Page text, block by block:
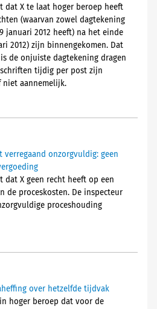
dat X te laat hoger beroep heeft
(waarvan zowel dagtekening
januari 2012 heeft) na het einde
2012) zijn binnengekomen. Dat
de onjuiste dagtekening dragen
tijdig per post zijn
niet aannemelijk.
verregaand onzorgvuldig: geen
dat X geen recht heeft op een
de proceskosten. De inspecteur
proceshouding
over hetzelfde tijdvak
hoger beroep dat voor de